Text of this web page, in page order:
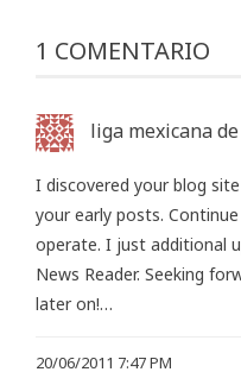
1 COMENTARIO
liga mexicana
I discovered your blog
your early posts.
operate. I just additional
News Reader. Seeking
later on!…
20/06/2011 7:47 PM